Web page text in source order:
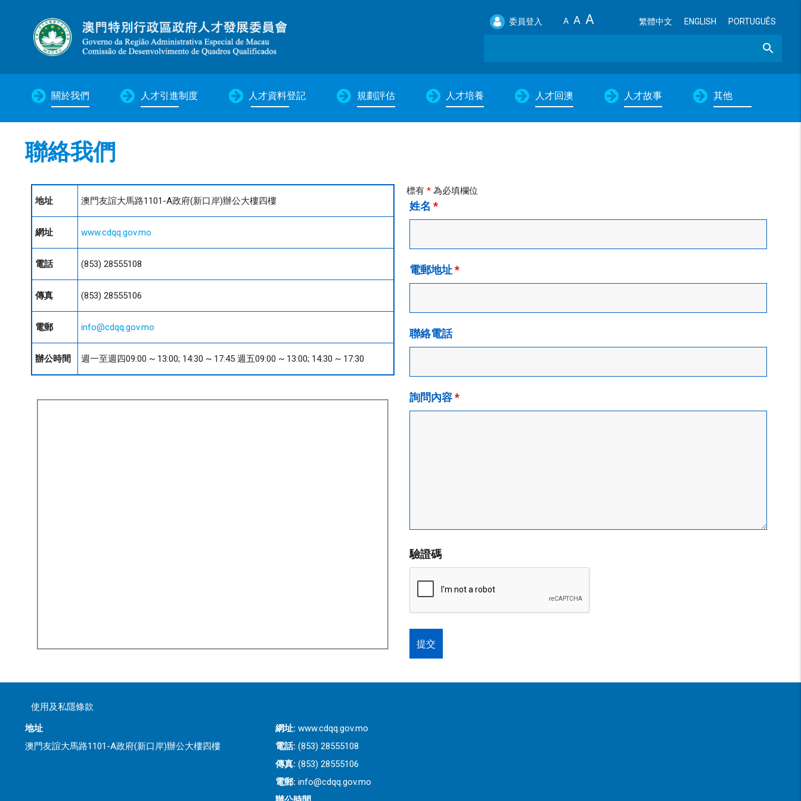
委員登入 A A A 繁體中文 ENGLISH PORTUGUÊS
關於我們 人才引進制度 人才資料登記 規劃評估 人才培養 人才回澳 人才故事 其他
聯絡我們
地址 澳門友誼大馬路1101-A政府(新口岸)辦公大樓四樓
網址 www.cdqq.gov.mo
電話 (853) 28555108
傳真 (853) 28555106
電郵 info@cdqq.gov.mo
辦公時間 週一至週四09:00 ~ 13:00; 14:30 ~ 17:45 週五09:00 ~ 13:00; 14:30 ~ 17:30
標有 * 為必填欄位
姓名 *
電郵地址*
聯絡電話
詢問內容*
驗證碼
使用及私隱條款
地址
澳門友誼大馬路1101-A政府(新口岸)辦公大樓四樓
網址: www.cdqq.gov.mo
電話: (853) 28555108
傳真: (853) 28555106
電郵: info@cdqq.gov.mo